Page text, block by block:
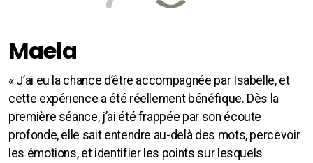
Maela
« J’ai eu la chance d’être accompagnée par Isabelle, et
cette expérience a été réellement bénéfique. Dès la
première séance, j’ai été frappée par son écoute
profonde, elle sait entendre au-delà des mots, percevoir
les émotions, et identifier les points sur lesquels